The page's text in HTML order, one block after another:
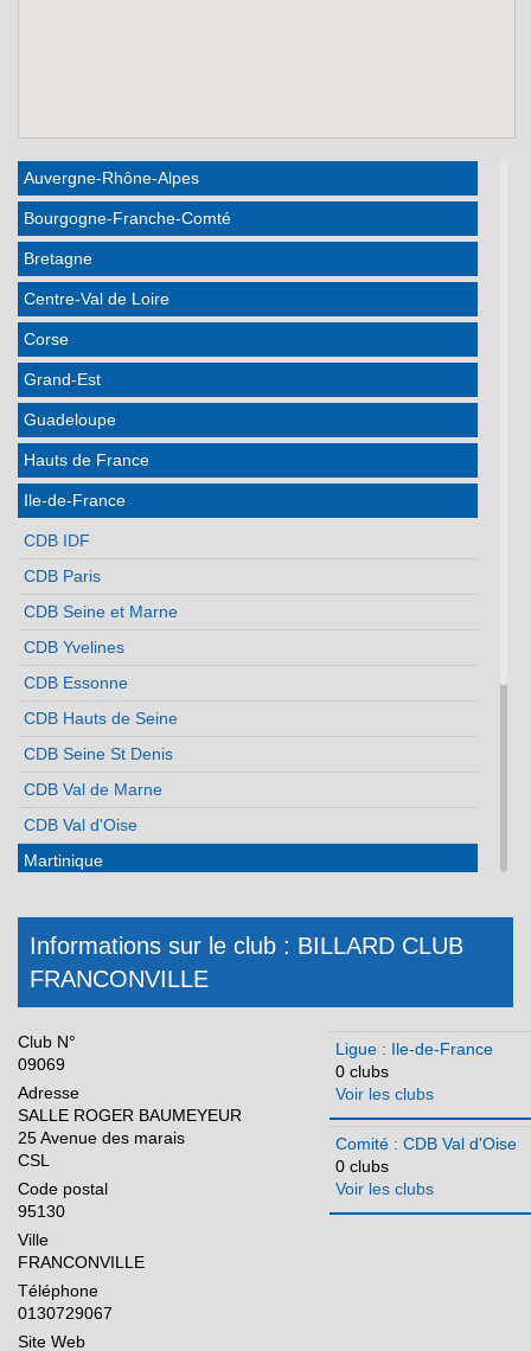
Auvergne-Rhône-Alpes
Bourgogne-Franche-Comté
Bretagne
Centre-Val de Loire
Corse
Grand-Est
Guadeloupe
Hauts de France
Ile-de-France
CDB IDF
CDB Paris
CDB Seine et Marne
CDB Yvelines
CDB Essonne
CDB Hauts de Seine
CDB Seine St Denis
CDB Val de Marne
CDB Val d'Oise
Martinique
Normandie
Nouvelle Aquitaine
Pays de la Loire
Réunion
Informations sur le club : BILLARD CLUB
FRANCONVILLE
Club N°
09069
Adresse
SALLE ROGER BAUMEYEUR
25 Avenue des marais
CSL
Code postal
95130
Ville
FRANCONVILLE
Téléphone
0130729067
Site Web
Ligue : Ile-de-France
0 clubs
Voir les clubs
Comité : CDB Val d'Oise
0 clubs
Voir les clubs